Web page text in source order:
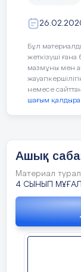
Бұл
жеткізуші
мазмұны мен
немесе
шағым қалдыра
Ашық
Материал
4 СЫНЫП